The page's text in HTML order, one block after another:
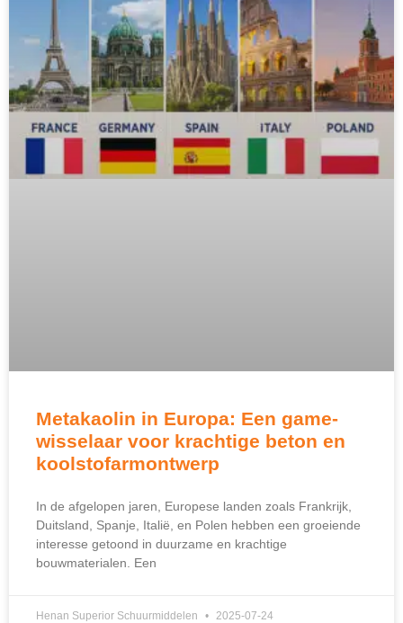
Metakaolin in Europa: Een game-
wisselaar voor krachtige beton en
koolstofarmontwerp
In de afgelopen jaren, Europese landen zoals Frankrijk,
Duitsland, Spanje, Italië, en Polen hebben een groeiende
interesse getoond in duurzame en krachtige
bouwmaterialen. Een
Henan Superior Schuurmiddelen 2025-07-24